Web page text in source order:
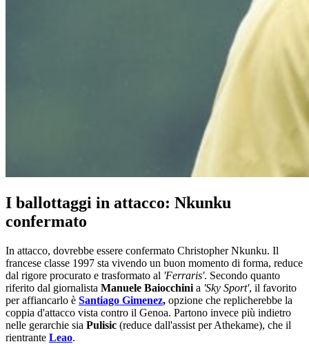
I ballottaggi in attacco: Nkunku
confermato
In attacco, dovrebbe essere confermato Christopher Nkunku. Il
francese classe 1997 sta vivendo un buon momento di forma, reduce
dal rigore procurato e trasformato al 'Ferraris'. Secondo quanto
riferito dal giornalista Manuele Baiocchini a 'Sky Sport', il favorito
per affiancarlo è Santiago Gimenez, opzione che replicherebbe la
coppia d'attacco vista contro il Genoa. Partono invece più indietro
nelle gerarchie sia Pulisic (reduce dall'assist per Athekame), che il
rientrante Leao.